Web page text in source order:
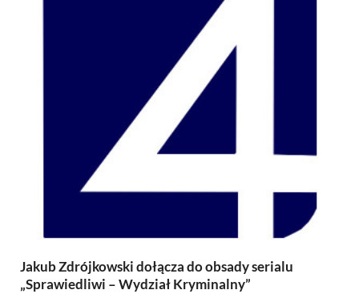
Jakub Zdrójkowski dołącza do obsady serialu
„Sprawiedliwi – Wydział Kryminalny”